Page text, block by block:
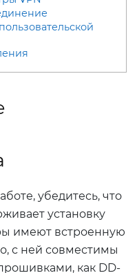
убедитесь, что
установку
имеют встроенную
с ней совместимы
как DD-